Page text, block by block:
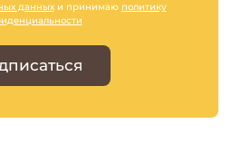
данныхи принимаю политику